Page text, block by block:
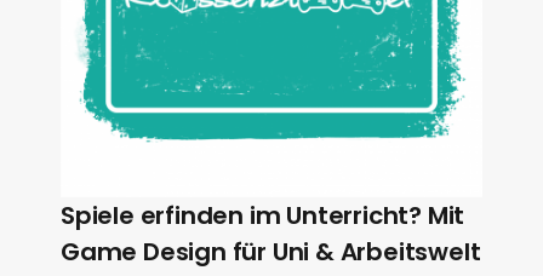
Spiele erfinden im Unterricht? Mit
Game Design für Uni & Arbeitswelt